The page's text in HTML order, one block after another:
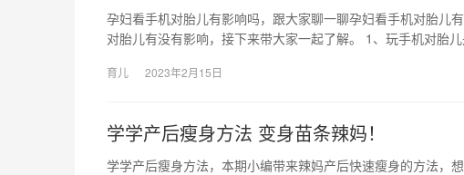
孕妇看手机对胎儿有影响吗，跟大家聊一聊孕妇看手机对胎儿
对胎儿有没有影响，接下来带大家一起了解。 1、玩手机对胎
育儿 2023年2月15日
学学产后瘦身方法 变身苗条辣妈！
学学产后瘦身方法，本期小编带来辣妈产后快速瘦身的方法，